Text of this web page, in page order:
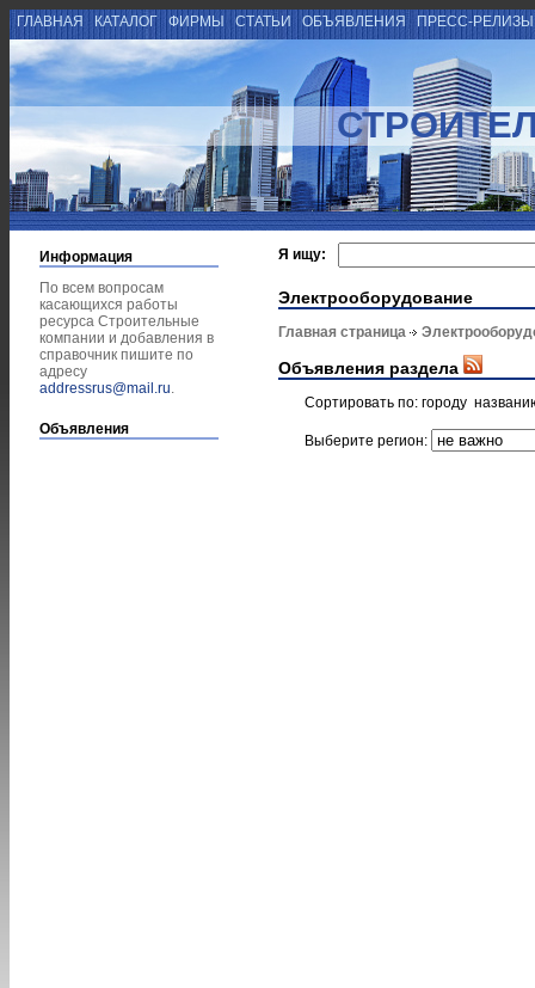
ГЛАВНАЯ КАТАЛОГ ФИРМЫ СТАТЬИ ОБЪЯВЛЕНИЯ ПРЕСС-
Информация
По всем вопросам
касающихся работы
ресурса Строительные
компании и добавления в
справочник пишите по
адресу
addressrus@mail.ru.
Объявления
Я ищу:
Электрооборудование
Главная страница
Объявления раздела
Сортировать по: городу
Выберите регион: